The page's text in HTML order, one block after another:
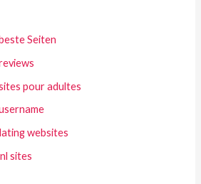
Seiten
pour adultes
websites
sites